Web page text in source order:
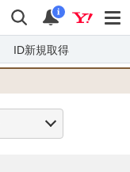
検索 通知
i
ID新規取得